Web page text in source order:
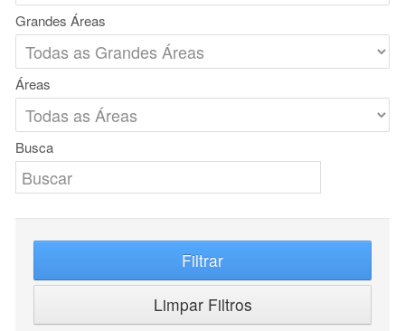
Grandes Áreas
Áreas
Busca
Filtrar
Limpar Filtros